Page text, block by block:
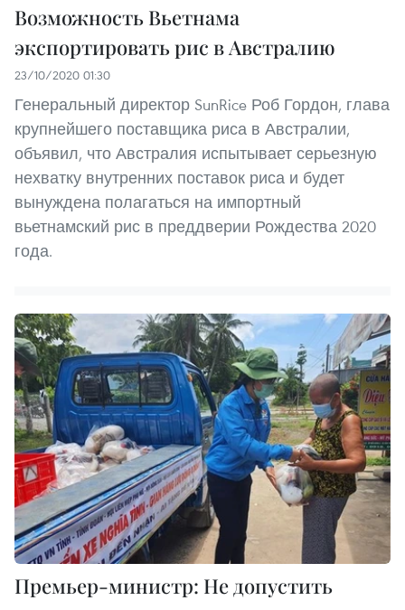
Возможность Вьетнама
экспортировать рис в Австралию
23/10/2020 01:30
Генеральный директор SunRice Роб Гордон, глава
крупнейшего поставщика риса в Австралии,
объявил, что Австралия испытывает серьезную
нехватку внутренних поставок риса и будет
вынуждена полагаться на импортный
вьетнамский рис в преддверии Рождества 2020
года.
Премьер-министр: Не допустить